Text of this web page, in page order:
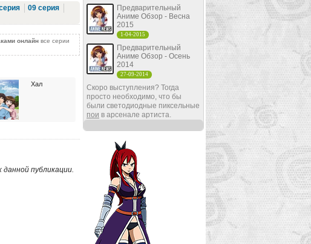
Предварительный
Аниме Обзор - Весна
2015
1-04-2015
Предварительный
Аниме Обзор - Осень
2014
27-09-2014
Скоро выступления? Тогда
просто необходимо, что бы
были светодиодные пиксельные
пои в арсенале артиста.
09 серия
онлайн все серии
Хал
публикации.